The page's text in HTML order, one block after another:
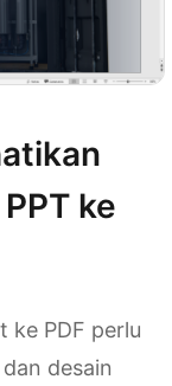
ke
ke PDF perlu
desain